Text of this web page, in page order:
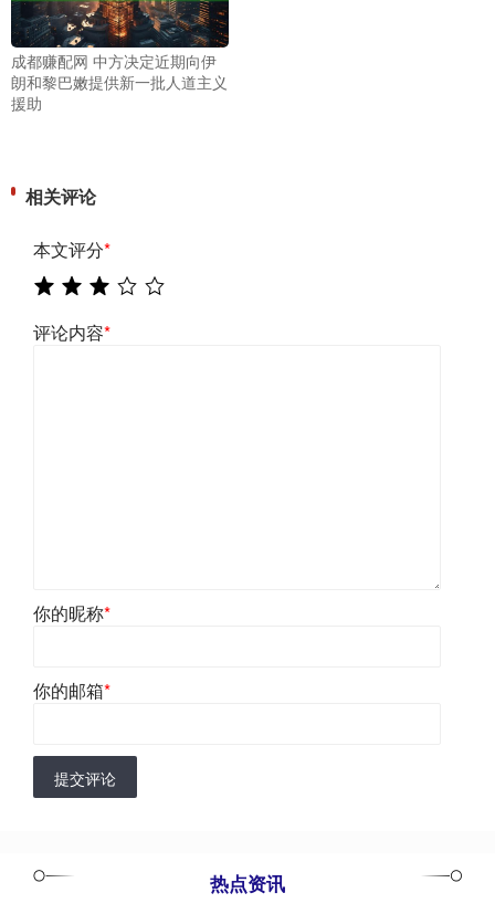
成都赚配网 中方决定近期向伊
朗和黎巴嫩提供新一批人道主义
援助
相关评论
本文评分*
评论内容*
你的昵称*
你的邮箱*
提交评论
热点资讯